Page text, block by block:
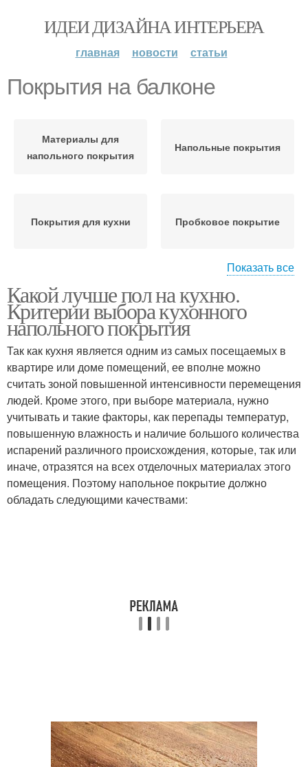
ИДЕИ ДИЗАЙНА ИНТЕРЬЕРА
главная новости статьи
Покрытия на балконе
Материалы для
напольного покрытия
Напольные покрытия
Покрытия для кухни Пробковое покрытие
Напольное покрытие Покрытие для кухни
Показать все
Какой лучше пол на кухню.
Критерии выбора кухонного
напольного покрытия
Так как кухня является одним из самых посещаемых в
квартире или доме помещений, ее вполне можно
считать зоной повышенной интенсивности перемещения
людей. Кроме этого, при выборе материала, нужно
учитывать и такие факторы, как перепады температур,
повышенную влажность и наличие большого количества
испарений различного происхождения, которые, так или
иначе, отразятся на всех отделочных материалах этого
помещения. Поэтому напольное покрытие должно
обладать следующими качествами: